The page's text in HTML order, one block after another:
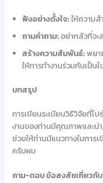
ฟังอย่างตั้งใจ:ให้ความส
ถามคำถาม:อย่ากลัวที่จะ
สร้างความสัมพันธ์:พยา
ให้การทำงานร่วมกันเป็น
บทสรุป
การเขียนระเบียบวิธีวิจัยที่โ
งานของท่านมีคุณภาพและน่
ช่วยให้ท่านมีแนวทางในการ
ครับผม
ถาม-ตอบ ข้อสงสัยเกี่ยวกับ